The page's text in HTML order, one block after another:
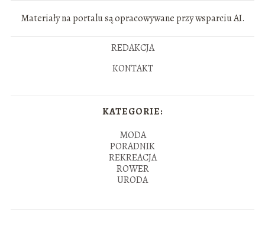
Materiały na portalu są opracowywane przy wsparciu AI.
REDAKCJA
KONTAKT
KATEGORIE:
MODA
PORADNIK
REKREACJA
ROWER
URODA